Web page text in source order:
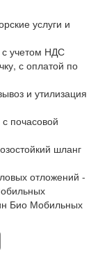
услуги и
с учетом НДС
с оплатой по
и утилизация
почасовой
шланг
отложений -
Био Мобильных